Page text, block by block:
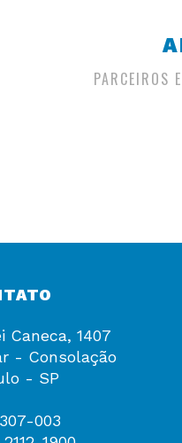
PARCEIROS
Caneca, 1407
- Consolação
- SP
003